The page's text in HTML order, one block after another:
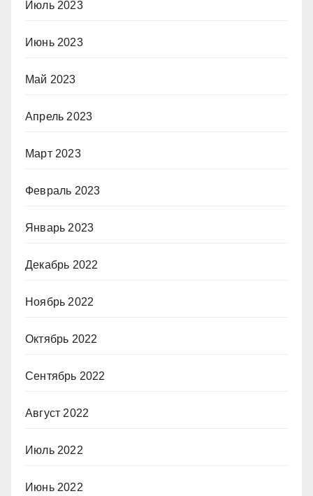
Июль 2023
Июнь 2023
Май 2023
Апрель 2023
Март 2023
Февраль 2023
Январь 2023
Декабрь 2022
Ноябрь 2022
Октябрь 2022
Сентябрь 2022
Август 2022
Июль 2022
Июнь 2022